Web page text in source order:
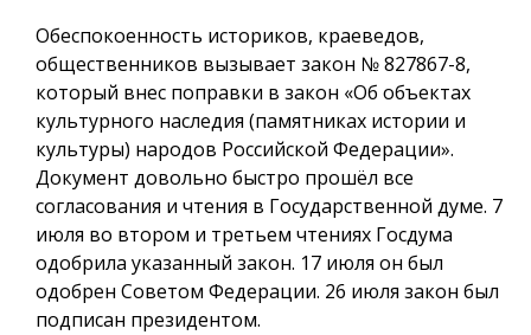
Обеспокоенность историков, краеведов,
общественников вызывает закон № 827867-8,
который внес поправки в закон «Об объектах
культурного наследия (памятниках истории и
культуры) народов Российской Федерации».
Документ довольно быстро прошёл все
согласования и чтения в Государственной думе. 7
июля во втором и третьем чтениях Госдума
одобрила указанный закон. 17 июля он был
одобрен Советом Федерации. 26 июля закон был
подписан президентом.